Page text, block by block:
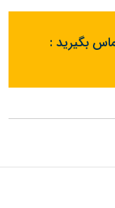
بگیرید :